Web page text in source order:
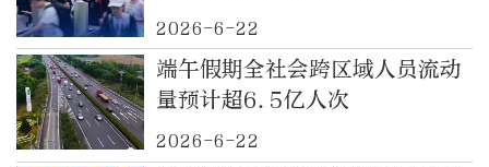
2026-6-22
端午假期全社会跨区域人员流动
量预计超6.5亿人次
2026-6-22